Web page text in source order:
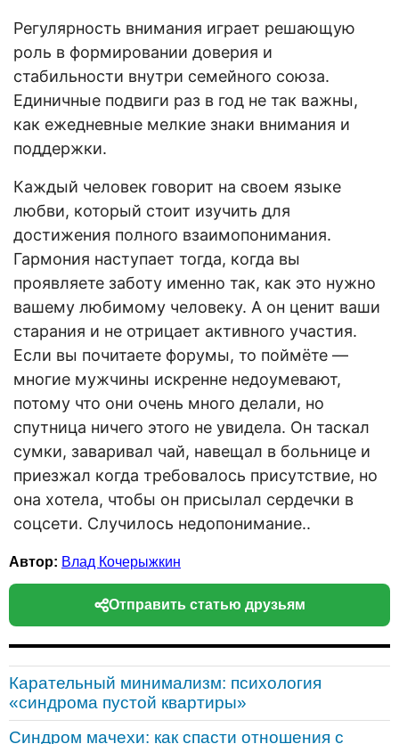
Регулярность внимания играет решающую
роль в формировании доверия и
стабильности внутри семейного союза.
Единичные подвиги раз в год не так важны,
как ежедневные мелкие знаки внимания и
поддержки.
Каждый человек говорит на своем языке
любви, который стоит изучить для
достижения полного взаимопонимания.
Гармония наступает тогда, когда вы
проявляете заботу именно так, как это нужно
вашему любимому человеку. А он ценит ваши
старания и не отрицает активного участия.
Если вы почитаете форумы, то поймёте —
многие мужчины искренне недоумевают,
потому что они очень много делали, но
спутница ничего этого не увидела. Он таскал
сумки, заваривал чай, навещал в больнице и
приезжал когда требовалось присутствие, но
она хотела, чтобы он присылал сердечки в
соцсети. Случилось недопонимание..
Автор: Влад Кочерыжкин
Отправить статью друзьям
Карательный минимализм: психология
«синдрома пустой квартиры»
Синдром мачехи: как спасти отношения с